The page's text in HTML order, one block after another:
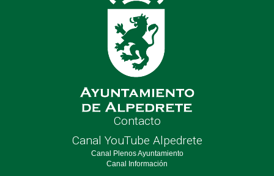
Contacto
Canal YouTube Alpedrete
Canal Plenos Ayuntamiento
Canal Información